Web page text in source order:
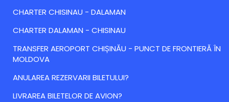
CHARTER CHISINAU - DALAMAN
CHARTER DALAMAN - CHISINAU
TRANSFER AEROPORT CHIȘINĂU - PUNCT DE FRONTIERĂ ÎN
MOLDOVA
ANULAREA REZERVARII BILETULUI?
LIVRAREA BILETELOR DE AVION?